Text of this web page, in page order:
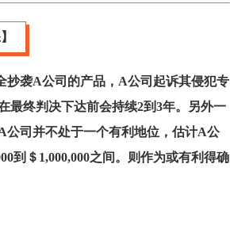
抄袭A公司的产品，A公司起诉其侵犯专
最终判决下达前会持续2到3年。另外一
公司并不处于一个有利地位，估计A公
到＄1,000,000之间。则作为或有利得确